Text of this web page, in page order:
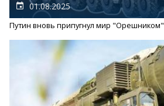
01.08.2025
Путин вновь припугнул мир "Орешником"